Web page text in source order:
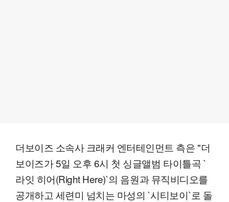
더보이즈 소속사 크래커 엔터테인먼트 측은 "더
보이즈가 5일 오후 6시 첫 싱글앨범 타이틀곡 `
라잇 히어(Right Here)`의 음원과 뮤직비디오를
공개하고 세련미 넘치는 마성의 `시티보이`로 돌